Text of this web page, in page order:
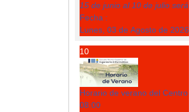
15 de junio al 10 de julio será
Fecha :
Lunes, 03 de Agosto de 2026
10
Horario de verano del Centro
08:00